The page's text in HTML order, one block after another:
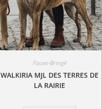
Fauve-Bringé
WALKIRIA MJL DES TERRES DE
LA RAIRIE